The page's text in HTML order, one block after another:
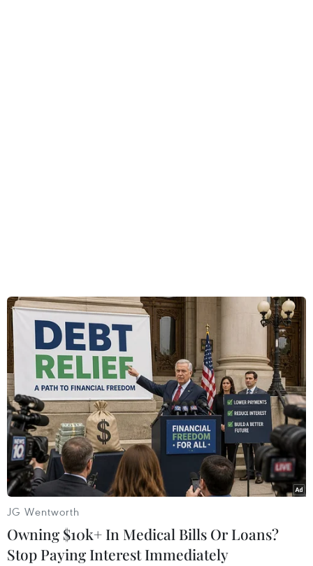
Ngọc Quang
(Vietnam+)
JG Wentworth
Owning $10k+ In Medical Bills Or Loans?
Stop Paying Interest Immediately